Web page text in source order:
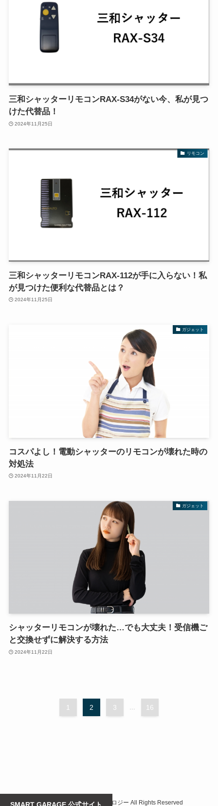
三和シャッターリモコンRAX-S34がない今、私が見つ
けた代替品！
2024年11月25日
リモコン
三和シャッターリモコンRAX-112が手に入らない！私
が見つけた便利な代替品とは？
2024年11月25日
ガジェット
コスパよし！電動シャッターのリモコンが壊れた時の
対処法
2024年11月22日
ガジェット
シャッターリモコンが壊れた…でも大丈夫！受信機ご
と交換せずに解決する方法
2024年11月22日
1 2 3 ... 16
©株式会社シームレステクノロジー All Rights Reserved